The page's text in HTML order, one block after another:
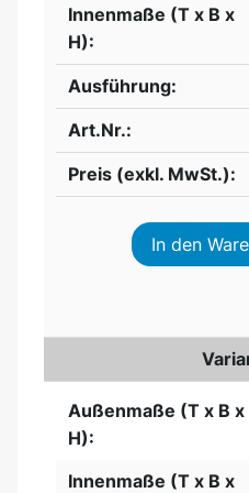
Innenmaße (T x B x
H):
Ausführung:
Art.Nr.:
Preis (exkl. MwSt.):
In den
Außenmaße (T x B x
H):
Innenmaße (T x B x